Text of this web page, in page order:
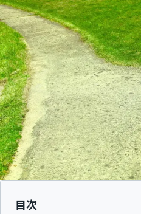
目次